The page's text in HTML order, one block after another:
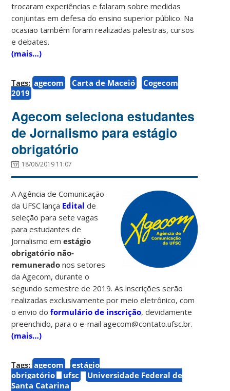
trocaram experiências e falaram sobre medidas
conjuntas em defesa do ensino superior público. Na
ocasião também foram realizadas palestras, cursos
e debates.
(mais…)
Tags: agecom Carta de Maceió
Cogecom
2019
Agecom seleciona estudantes
de Jornalismo para estágio
obrigatório
18/06/2019 11:07
A Agência de Comunicação
da UFSC lança Edital de
seleção para sete vagas
para estudantes de
Jornalismo emestágio
obrigatório não-
remunerado nos setores
da Agecom, durante o
segundo semestre de 2019. As inscrições serão
realizadas exclusivamente por meio eletrônico, com
o envio doformulário de inscrição, devidamente
preenchido, para o e-mail agecom@contato.ufsc.br.
(mais…)
Tags: agecom
estágio
obrigatório
ufsc
Universidade Federal de
Santa Catarina